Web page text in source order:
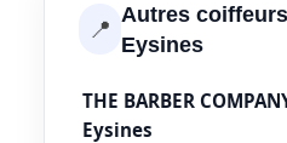
📍 Autres
Eysines
THE BARBER
Eysines